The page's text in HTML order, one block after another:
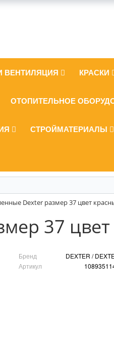
ВЕНТИЛЯЦИЯ КРАСКИ
ОТОПИТЕЛЬНОЕ
СТРОЙМАТЕРИАЛЫ
Dexter размер 37 цвет
37
Бренд
DEXTER /
Артикул